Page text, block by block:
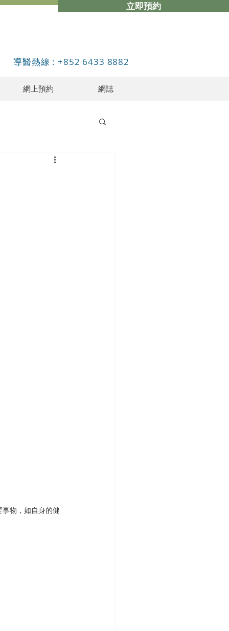
立即預約
導醫熱線 : +852 6433 8882
網上預約 網誌
物，如自身的健